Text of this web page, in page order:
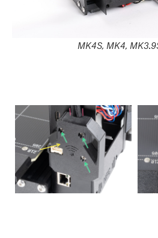
MK4S, MK4,